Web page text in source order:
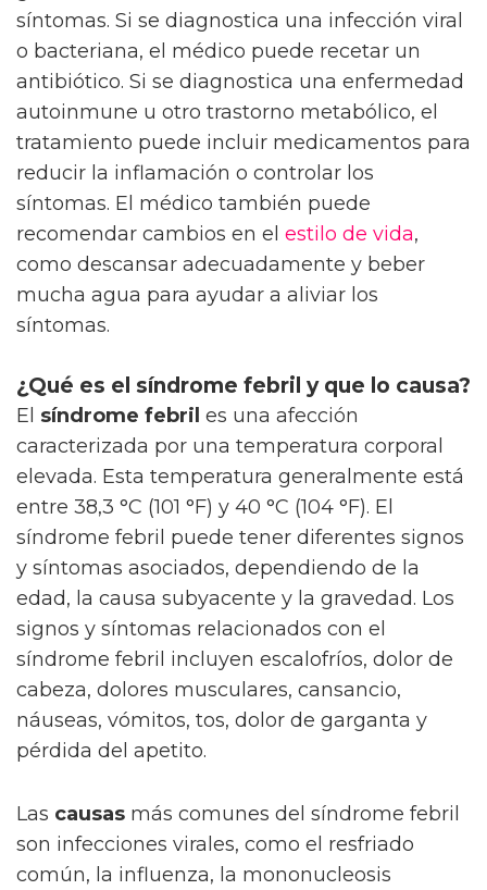
síntomas. Si se diagnostica una infección viral
o bacteriana, el médico puede recetar un
antibiótico. Si se diagnostica una enfermedad
autoinmune u otro trastorno metabólico, el
tratamiento puede incluir medicamentos para
reducir la inflamación o controlar los
síntomas. El médico también puede
recomendar cambios en el estilo de vida,
como descansar adecuadamente y beber
mucha agua para ayudar a aliviar los
síntomas.
¿Qué es el síndrome febril y que lo causa?
El síndrome febril es una afección
caracterizada por una temperatura corporal
elevada. Esta temperatura generalmente está
entre 38,3 °C (101 °F) y 40 °C (104 °F). El
síndrome febril puede tener diferentes signos
y síntomas asociados, dependiendo de la
edad, la causa subyacente y la gravedad. Los
signos y síntomas relacionados con el
síndrome febril incluyen escalofríos, dolor de
cabeza, dolores musculares, cansancio,
náuseas, vómitos, tos, dolor de garganta y
pérdida del apetito.
Las causas más comunes del síndrome febril
son infecciones virales, como el resfriado
común, la influenza, la mononucleosis